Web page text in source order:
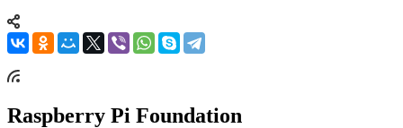
Raspberry Pi Foundation